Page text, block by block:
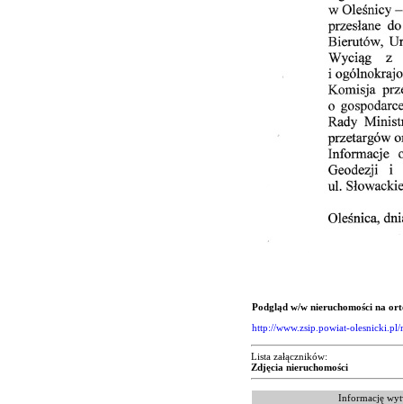
Podgląd w/w nieruchomości na
http://www.zsip.powiat-
Lista załączników:
Zdjęcia nieruchomości
Informację